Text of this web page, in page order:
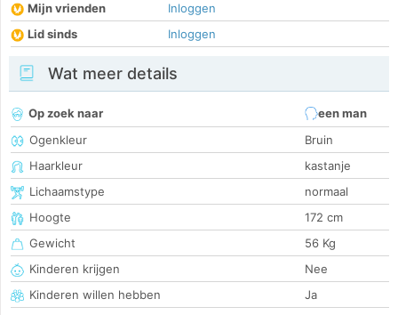
Mijn vrienden
Inloggen
Lid sinds
Inloggen
Wat meer details
Op zoek naar
een man
Ogenkleur
Bruin
Haarkleur
kastanje
Lichaamstype
normaal
Hoogte
172 cm
Gewicht
56 Kg
Kinderen krijgen
Nee
Kinderen willen hebben
Ja